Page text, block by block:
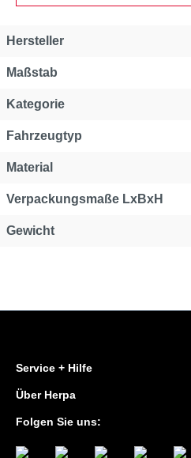
Hersteller
Maßstab
Kategorie
Fahrzeugtyp
Material
Verpackungsmaße LxBxH
Gewicht
Service + Hilfe
Über Herpa
Folgen Sie uns: